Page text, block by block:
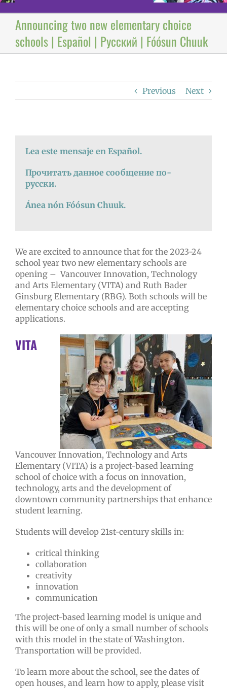
Announcing two new elementary choice
schools | Español | Русский | Fóósun Chuuk
Previous Next
Lea este mensaje en Español.
Прочитать данное сообщение по-
русски.
Áneanón Fóósun Chuuk.
We are excited to announce that for the 2023-24
school year two new elementary schools are
opening – Vancouver Innovation, Technology
and Arts Elementary (VITA) and Ruth Bader
Ginsburg Elementary (RBG). Both schools will be
elementary choice schools and are accepting
applications.
VITA
Vancouver Innovation, Technology and Arts
Elementary (VITA) is a project-based learning
school of choice with a focus on innovation,
technology, arts and the development of
downtown community partnerships that enhance
student learning.
Students will develop 21st-century skills in:
critical thinking
collaboration
creativity
innovation
communication
The project-based learning model is unique and
this will be one of only a small number of schools
with this model in the state of Washington.
Transportation will be provided.
To learn more about the school, see the dates of
open houses, and learn how to apply, please visit